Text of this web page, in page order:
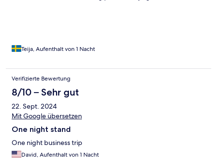
Teija, Aufenthalt von 1 Nacht
Verifizierte Bewertung
8/10 – Sehr gut
22. Sept. 2024
Mit Google übersetzen
One night stand
One night business trip
David, Aufenthalt von 1 Nacht